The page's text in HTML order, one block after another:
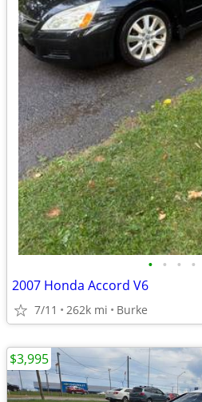
• • • •
2007 Honda Accord V6
7/11 262k mi Burke
$3,995